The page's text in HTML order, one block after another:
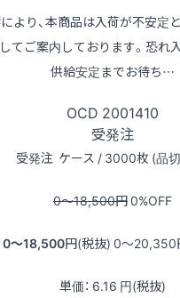
より、本商品は入荷が不安定
てご案内しております。恐れ
供給安定までお待ち…
OCD 2001410
受発注
受発注 ケース / 3000枚 (品
0〜18,500円0%OFF
0〜18,500円(税抜) 0〜20,350
単価： 6.16 円(税抜)